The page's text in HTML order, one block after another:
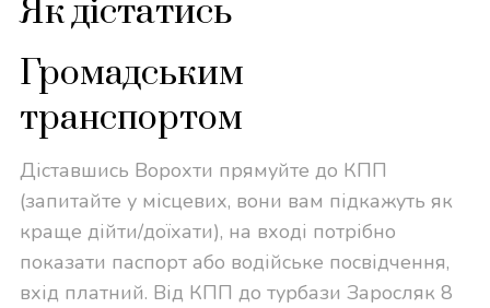
Як дістатись
Громадським
транспортом
Діставшись Ворохти прямуйте до КПП
(запитайте у місцевих, вони вам підкажуть як
краще дійти/доїхати), на вході потрібно
показати паспорт або водійське посвідчення,
вхід платний. Від КПП до турбази Заросляк 8